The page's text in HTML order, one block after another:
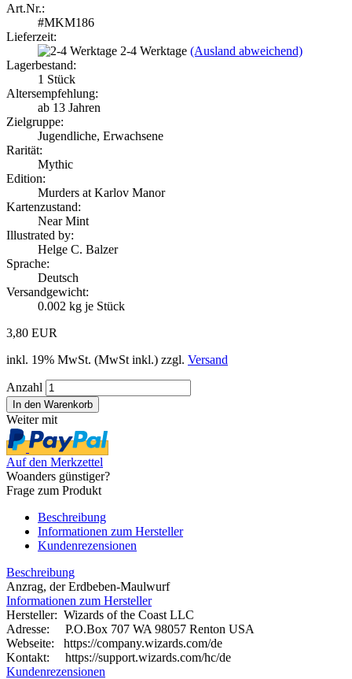
Art.Nr.:
#MKM186
Lieferzeit:
2-4 Werktage (Ausland abweichend)
Lagerbestand:
1 Stück
Altersempfehlung:
ab 13 Jahren
Zielgruppe:
Jugendliche, Erwachsene
Rarität:
Mythic
Edition:
Murders at Karlov Manor
Kartenzustand:
Near Mint
Illustrated by:
Helge C. Balzer
Sprache:
Deutsch
Versandgewicht:
0.002 kg je Stück
3,80 EUR
inkl. 19% MwSt. (MwSt inkl.) zzgl. Versand
Anzahl
Weiter mit
Auf den Merkzettel
Woanders günstiger?
Frage zum Produkt
Beschreibung
Informationen zum Hersteller
Kundenrezensionen
Beschreibung
Anzrag, der Erdbeben-Maulwurf
Informationen zum Hersteller
Hersteller: Wizards of the Coast LLC
Adresse: P.O.Box 707 WA 98057 Renton USA
Webseite:
https://company.wizards.com/de
Kontakt: https://support.wizards.com/hc/de
Kundenrezensionen